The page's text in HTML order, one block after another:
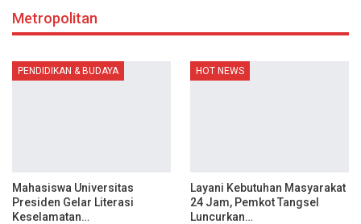
Metropolitan
PENDIDIKAN & BUDAYA
Mahasiswa Universitas
Presiden Gelar Literasi
Keselamatan…
HOT NEWS
Layani Kebutuhan Masyarakat
24 Jam, Pemkot Tangsel
Luncurkan…